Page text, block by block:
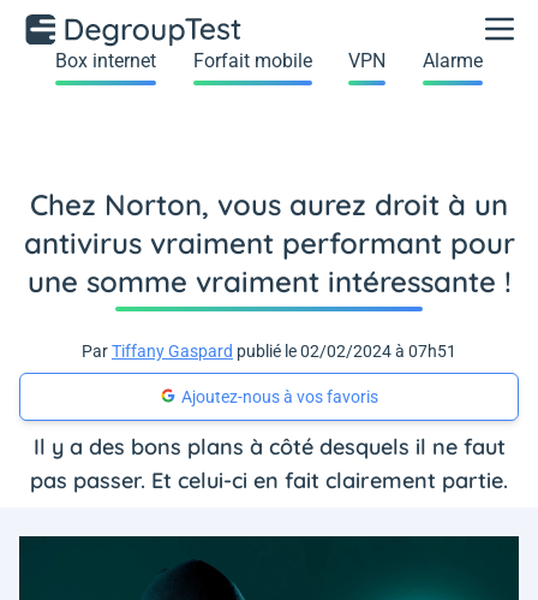
Box internet Forfait mobile VPN Alarme
Chez Norton, vous aurez droit à un
antivirus vraiment performant pour
une somme vraiment intéressante !
ParTiffany Gaspard publié le 02/02/2024 à 07h51
Ajoutez-nous à vos favoris
Il y a des bons plans à côté desquels il ne faut
pas passer. Et celui-ci en fait clairement partie.